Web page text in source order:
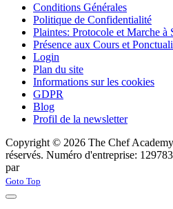
Conditions Générales
Politique de Confidentialité
Plaintes: Protocole et Marche à
Présence aux Cours et
Login
Plan du site
Informations sur les cookies
GDPR
Blog
Profil de la newsletter
Copyright © 2026 The Chef
réservés. Numéro d'entreprise:
par
Joomla! 3 Templates
Goto Top